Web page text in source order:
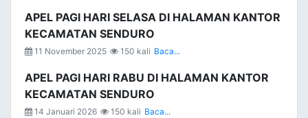
APEL PAGI HARI SELASA DI HALAMAN KANTOR
KECAMATAN SENDURO
11 November 2025 150 kali Baca...
APEL PAGI HARI RABU DI HALAMAN KANTOR
KECAMATAN SENDURO
14 Januari 2026 150 kali Baca...